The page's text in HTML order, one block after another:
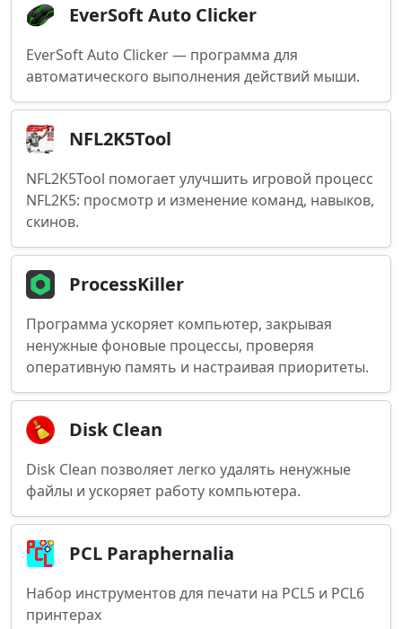
EverSoft Auto Clicker
EverSoft Auto Clicker — программа для
автоматического выполнения действий мыши.
NFL2K5Tool
NFL2K5Tool помогает улучшить игровой процесс
NFL2K5: просмотр и изменение команд, навыков,
скинов.
ProcessKiller
Программа ускоряет компьютер, закрывая
ненужные фоновые процессы, проверяя
оперативную память и настраивая приоритеты.
Disk Clean
Disk Clean позволяет легко удалять ненужные
файлы и ускоряет работу компьютера.
PCL Paraphernalia
Набор инструментов для печати на PCL5 и PCL6
принтерах